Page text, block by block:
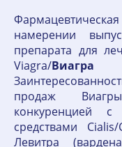
намерении
препарата для
Viagra/Виагра
продаж
конкуренцией с
средствами
Левитра